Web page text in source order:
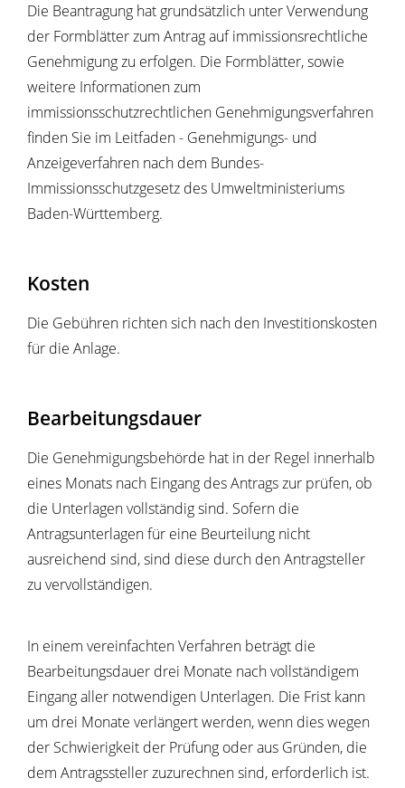
Die Beantragung hat grundsätzlich unter Verwendung
der Formblätter zum Antrag auf immissionsrechtliche
Genehmigung zu erfolgen. Die Formblätter, sowie
weitere Informationen zum
immissionsschutzrechtlichen Genehmigungsverfahren
finden Sie im Leitfaden - Genehmigungs- und
Anzeigeverfahren nach dem Bundes-
Immissionsschutzgesetz des Umweltministeriums
Baden-Württemberg.
Kosten
Die Gebühren richten sich nach den Investitionskosten
für die Anlage.
Bearbeitungsdauer
Die Genehmigungsbehörde hat in der Regel innerhalb
eines Monats nach Eingang des Antrags zur prüfen, ob
die Unterlagen vollständig sind. Sofern die
Antragsunterlagen für eine Beurteilung nicht
ausreichend sind, sind diese durch den Antragsteller
zu vervollständigen.
In einem vereinfachten Verfahren beträgt die
Bearbeitungsdauer drei Monate nach vollständigem
Eingang aller notwendigen Unterlagen. Die Frist kann
um drei Monate verlängert werden, wenn dies wegen
der Schwierigkeit der Prüfung oder aus Gründen, die
dem Antragssteller zuzurechnen sind, erforderlich ist.